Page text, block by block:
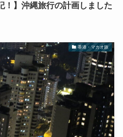
！】沖縄旅行の計画しました
香港・マカオ旅